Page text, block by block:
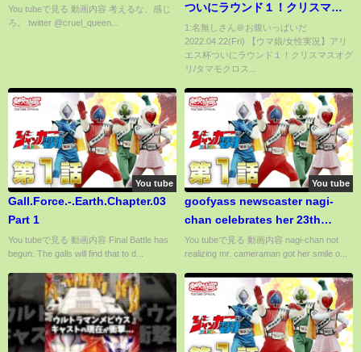
You tubeで見る 動画内容 考えるな、感じ
ろ。 twitter @cruel_queen...
ついにラウンド１！クリスマス
オグリ/タマモクロス/グラスワン
ダー【わんこわんわん/STAR
SPECTRE】
1:名無しさん＠お腹いっぱいだ
2022.04.22(Fri) 【ウマ娘/女性実況】アリ
エス杯ついにラウンド１！クリスマスオグ
リ/タマモクロス...
You tube
Gall.Force.-.Earth.Chapter.03
Part 1
You tubeで見る 動画内容 Final Battle has
begun. The galls will find that to d...
You tube
goofyass newscaster nagi-
chan celebrates her 23th
birthday early
You tubeで見る 動画内容 nagi-chan not
realizing mr. cameraman got her smile o...